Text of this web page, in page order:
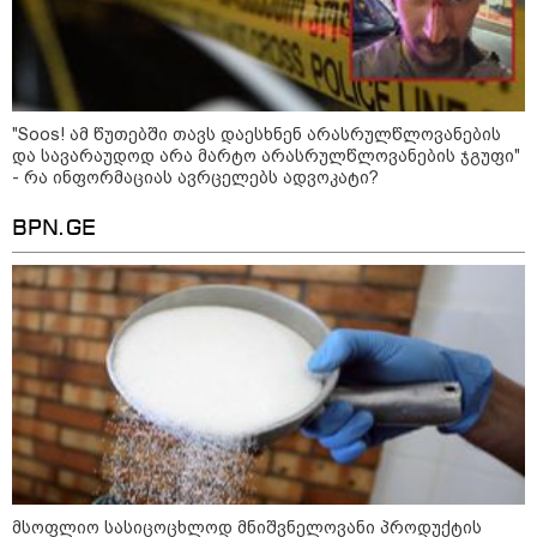
ფაქტობრივად, წაქეზება იყო" -
პროკურორი
კატეგორიები
"Soos! ამ წუთებში თავს დაესხნენ არასრულწლოვანების
და სავარაუდოდ არა მარტო არასრულწლოვანების ჯგუფი"
- რა ინფორმაციას ავრცელებს ადვოკატი?
BPN.GE
მსოფლიო სასიცოცხლოდ მნიშვნელოვანი პროდუქტის